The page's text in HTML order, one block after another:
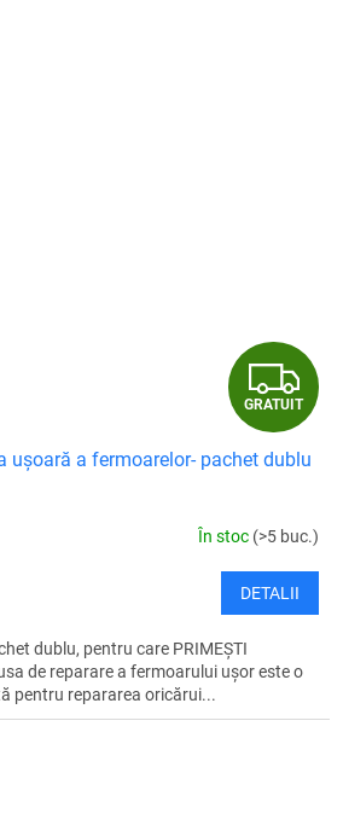
G
R
A
T
U
I
T
GRATUIT
ușoară a fermoarelor- pachet dublu
În stoc (>5 buc.)
DETALII
dublu, pentru care PRIMEȘTI
de reparare a fermoarului ușor este o
pentru repararea oricărui...